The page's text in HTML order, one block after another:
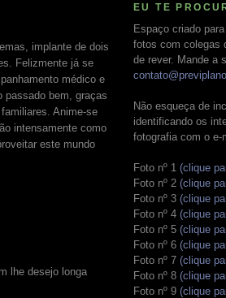
implante de dois
Felizmente já se
médico e
passado bem, graças
Anime-se
intensamente como
este mundo
lhe desejo longa
EU TE
Espaço criado
fotos com colegas
de rever. Mande a
Não esqueça de
identificando os
fotografia com o e-
Foto nº 1 (clique
Foto nº 2 (clique
Foto nº 3 (clique
Foto nº 4 (clique
Foto nº 5 (clique
Foto nº 6 (clique
Foto nº 7 (clique
Foto nº 8 (clique
Foto nº 9 (clique